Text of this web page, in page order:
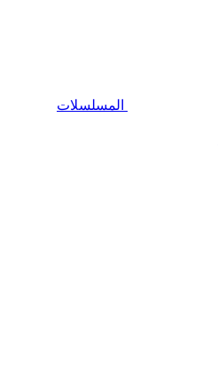
المسلسلات